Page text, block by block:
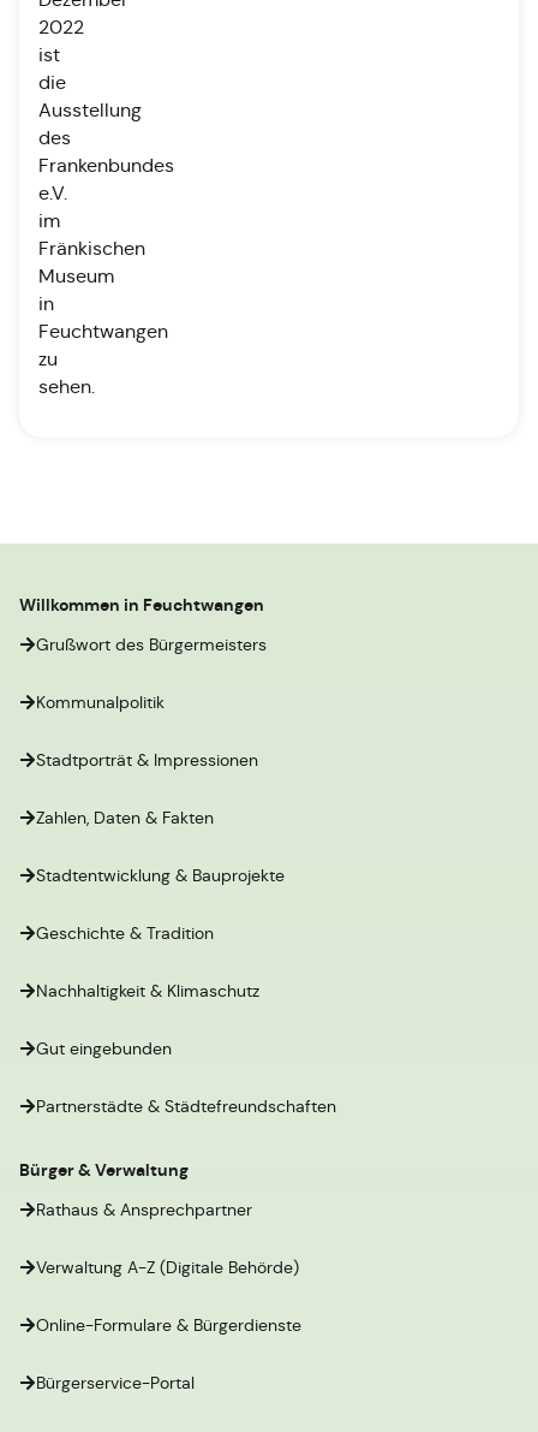
2022
ist
die
Ausstellung
des
Frankenbundes
e.V.
im
Fränkischen
Museum
in
Feuchtwangen
zu
sehen.
Willkommen in Feuchtwangen
Grußwort des Bürgermeisters
Kommunalpolitik
Stadtporträt & Impressionen
Zahlen, Daten & Fakten
Stadtentwicklung & Bauprojekte
Geschichte & Tradition
Nachhaltigkeit & Klimaschutz
Gut eingebunden
Partnerstädte & Städtefreundschaften
Bürger & Verwaltung
Rathaus & Ansprechpartner
Verwaltung A-Z (Digitale Behörde)
Online-Formulare & Bürgerdienste
Bürgerservice-Portal